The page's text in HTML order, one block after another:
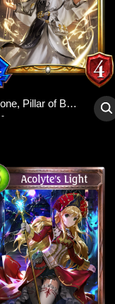
Marlone, Pillar of Balance
-